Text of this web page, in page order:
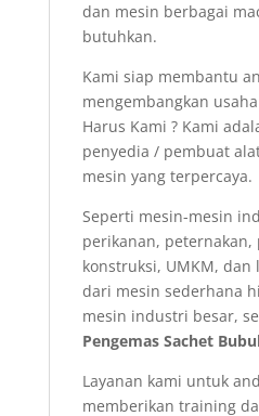
dan mesin berbagai
butuhkan.
Kami siap membantu
mengembangkan
Harus Kami ? Kami
penyedia / pembuat
mesin yang terpercaya.
Seperti mesin-mesin
perikanan, peternakan,
konstruksi, UMKM, dan
dari mesin sederhana
mesin industri besar,
Pengemas Sachet
Layanan kami untuk
memberikan training